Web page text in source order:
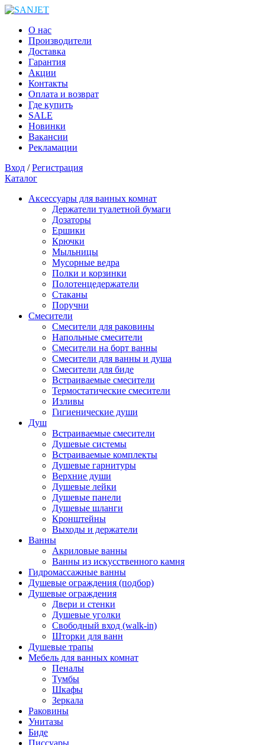
О нас
Производители
Доставка
Гарантия
Акции
Контакты
Оплата и возврат
Где купить
SALE
Новинки
Вакансии
Рекламации
Вход /Регистрация
Каталог
Аксессуары для ванных комнат
Держатели туалетной бумаги
Дозаторы
Ершики
Крючки
Мыльницы
Мусорные ведра
Полки и корзинки
Полотенцедержатели
Стаканы
Поручни
Смесители
Смесители для раковины
Напольные смесители
Смесители на борт ванны
Смесители для ванны и душа
Смесители для биде
Встраиваемые смесители
Термостатические смесители
Изливы
Гигиенические души
Душ
Встраиваемые смесители
Душевые системы
Встраиваемые комплекты
Душевые гарнитуры
Верхние души
Душевые лейки
Душевые панели
Душевые шланги
Кронштейны
Выходы и держатели
Ванны
Акриловые ванны
Ванны из искусственного камня
Гидромассажные ванны
Душевые ограждения (подбор)
Душевые ограждения
Двери и стенки
Душевые уголки
Свободный вход (walk-in)
Шторки для ванн
Душевые трапы
Мебель для ванных комнат
Пеналы
Тумбы
Шкафы
Зеркала
Раковины
Унитазы
Биде
Писсуары